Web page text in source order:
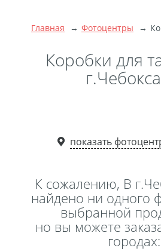
печать
Фото на холсте с
Мультипанно
Фотоколлаж
Фотобокс
Пластификация
Главная Фотоцентры
Коробки для
показать
К сожалению, В
найдено ни одного
выбранной
но вы можете
городах: